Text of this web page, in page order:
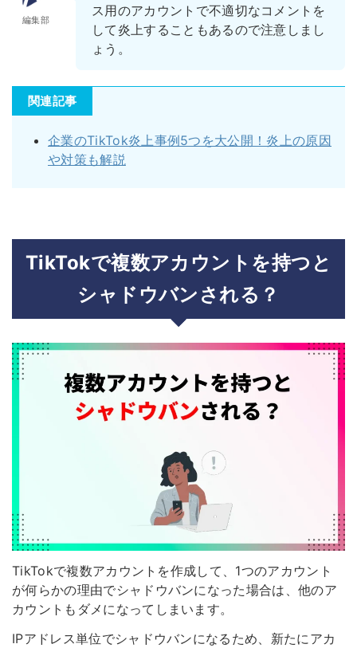
編集部
ス用のアカウントで不適切なコメントを
して炎上することもあるので注意しまし
ょう。
関連記事
企業のTikTok炎上事例5つを大公開！炎上の原因
や対策も解説
TikTokで複数アカウントを持つと
シャドウバンされる？
TikTokで複数アカウントを作成して、1つのアカウント
が何らかの理由でシャドウバンになった場合は、他のア
カウントもダメになってしまいます。
IPアドレス単位でシャドウバンになる ため、新たにアカ